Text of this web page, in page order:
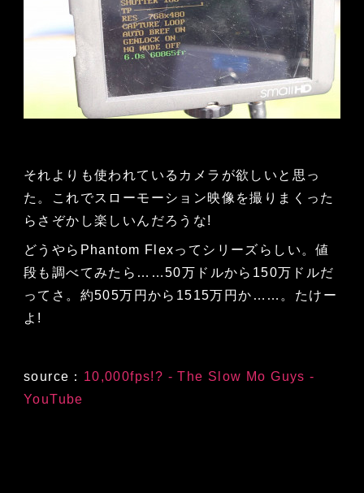
それよりも使われているカメラが欲しいと思っ
た。これでスローモーション映像を撮りまくった
らさぞかし楽しいんだろうな!
どうやらPhantom Flexってシリーズらしい。値
段も調べてみたら……50万ドルから150万ドルだ
ってさ。約505万円から1515万円か……。たけー
よ!
source： 10,000fps!? - The Slow Mo Guys -
YouTube